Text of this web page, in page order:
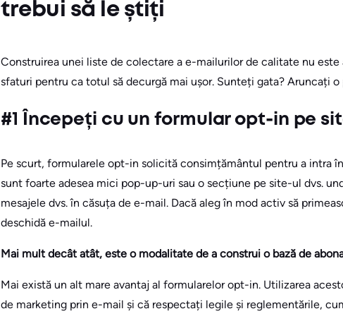
trebui să le știți
Construirea unei liste de colectare a e-mailurilor de calitate nu este
sfaturi pentru ca totul să decurgă mai ușor. Sunteți gata? Aruncați o
#1 Începeți cu un formular opt-in pe
Pe scurt, formularele opt-in solicită consimțământul pentru a intra
sunt foarte adesea mici pop-up-uri sau o secțiune pe site-ul dvs.
mesajele dvs. în căsuța de e-mail. Dacă aleg în mod activ să
deschidă e-mailul.
Mai mult decât atât, este o modalitate de a construi o bază de
Mai există un alt mare avantaj al formularelor opt-in. Utilizarea
de marketing prin e-mail și că respectați legile și reglementările,